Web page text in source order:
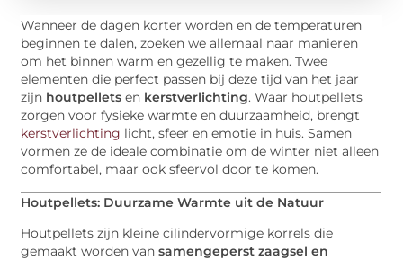
Wanneer de dagen korter worden en de temperaturen
beginnen te dalen, zoeken we allemaal naar manieren
om het binnen warm en gezellig te maken. Twee
elementen die perfect passen bij deze tijd van het jaar
zijn houtpellets en kerstverlichting. Waar houtpellets
zorgen voor fysieke warmte en duurzaamheid, brengt
kerstverlichting licht, sfeer en emotie in huis. Samen
vormen ze de ideale combinatie om de winter niet alleen
comfortabel, maar ook sfeervol door te komen.
Houtpellets: Duurzame Warmte uit de Natuur
Houtpellets zijn kleine cilindervormige korrels die
gemaakt worden vansamengeperst zaagsel en